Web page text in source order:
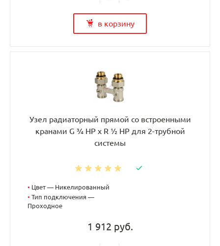
в корзину
Узел радиаторный прямой со встроенными
кранами G ¾ НР x R ½ НР для 2-трубной
системы
• Цвет — Никелированный
• Тип подключения —
Проходное
1 912 руб.